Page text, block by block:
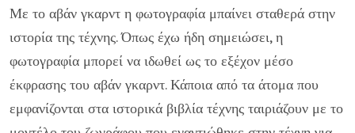
Με το αβάν γκαρντ η φωτογραφία μπαίνει σταθερά στην
ιστορία της τέχνης. Όπως έχω ήδη σημειώσει, η
φωτογραφία μπορεί να ιδωθεί ως το εξέχον μέσο
έκφρασης του αβάν γκαρντ. Κάποια από τα άτομα που
εμφανίζονται στα ιστορικά βιβλία τέχνης ταιριάζουν με το